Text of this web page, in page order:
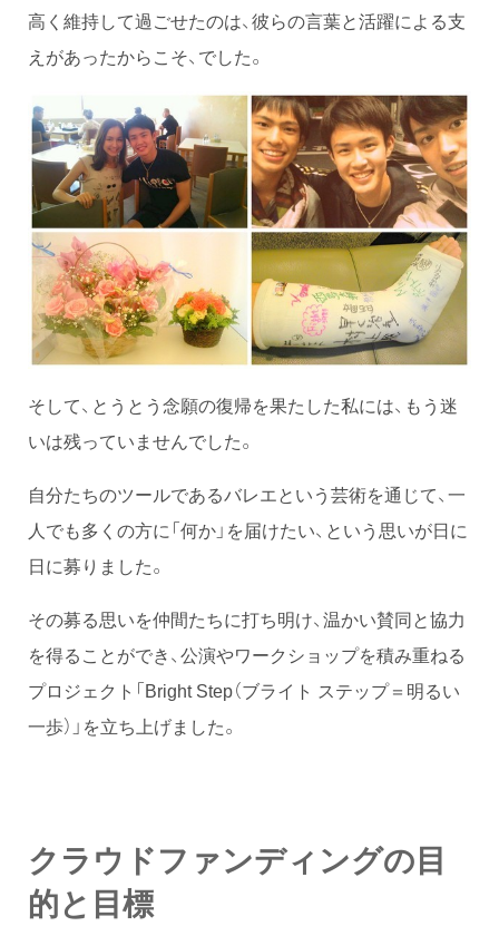
高く維持して過ごせたのは、彼らの言葉と活躍による支
えがあったからこそ、でした。
そして、とうとう念願の復帰を果たした私には、もう迷
いは残っていませんでした。
自分たちのツールであるバレエという芸術を通じて、一
人でも多くの方に「何か」を届けたい、という思いが日に
日に募りました。
その募る思いを仲間たちに打ち明け、温かい賛同と協力
を得ることができ、公演やワークショップを積み重ねる
プロジェクト「Bright Step（ブライト ステップ＝明るい
一歩）」を立ち上げました。
クラウドファンディングの目
的と目標